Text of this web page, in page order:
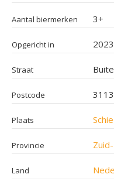
Aantal biermerken 3+
Opgericht in
Straat
Postcode
Plaats
Provincie
Land